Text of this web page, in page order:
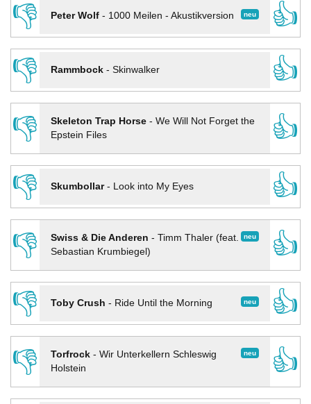
👎
neu
Peter Wolf- 1000 Meilen - Akustikversion
👍
👎
Rammbock- Skinwalker
👍
👎
Skeleton Trap Horse- We Will Not Forget the
Epstein Files
👍
👎
Skumbollar- Look into My Eyes
👍
👎
neu
Swiss & Die Anderen - Timm Thaler (feat.
Sebastian Krumbiegel)
👍
👎
neu
Toby Crush - Ride Until the Morning
👍
👎
neu
Torfrock- Wir Unterkellern Schleswig
Holstein
👍